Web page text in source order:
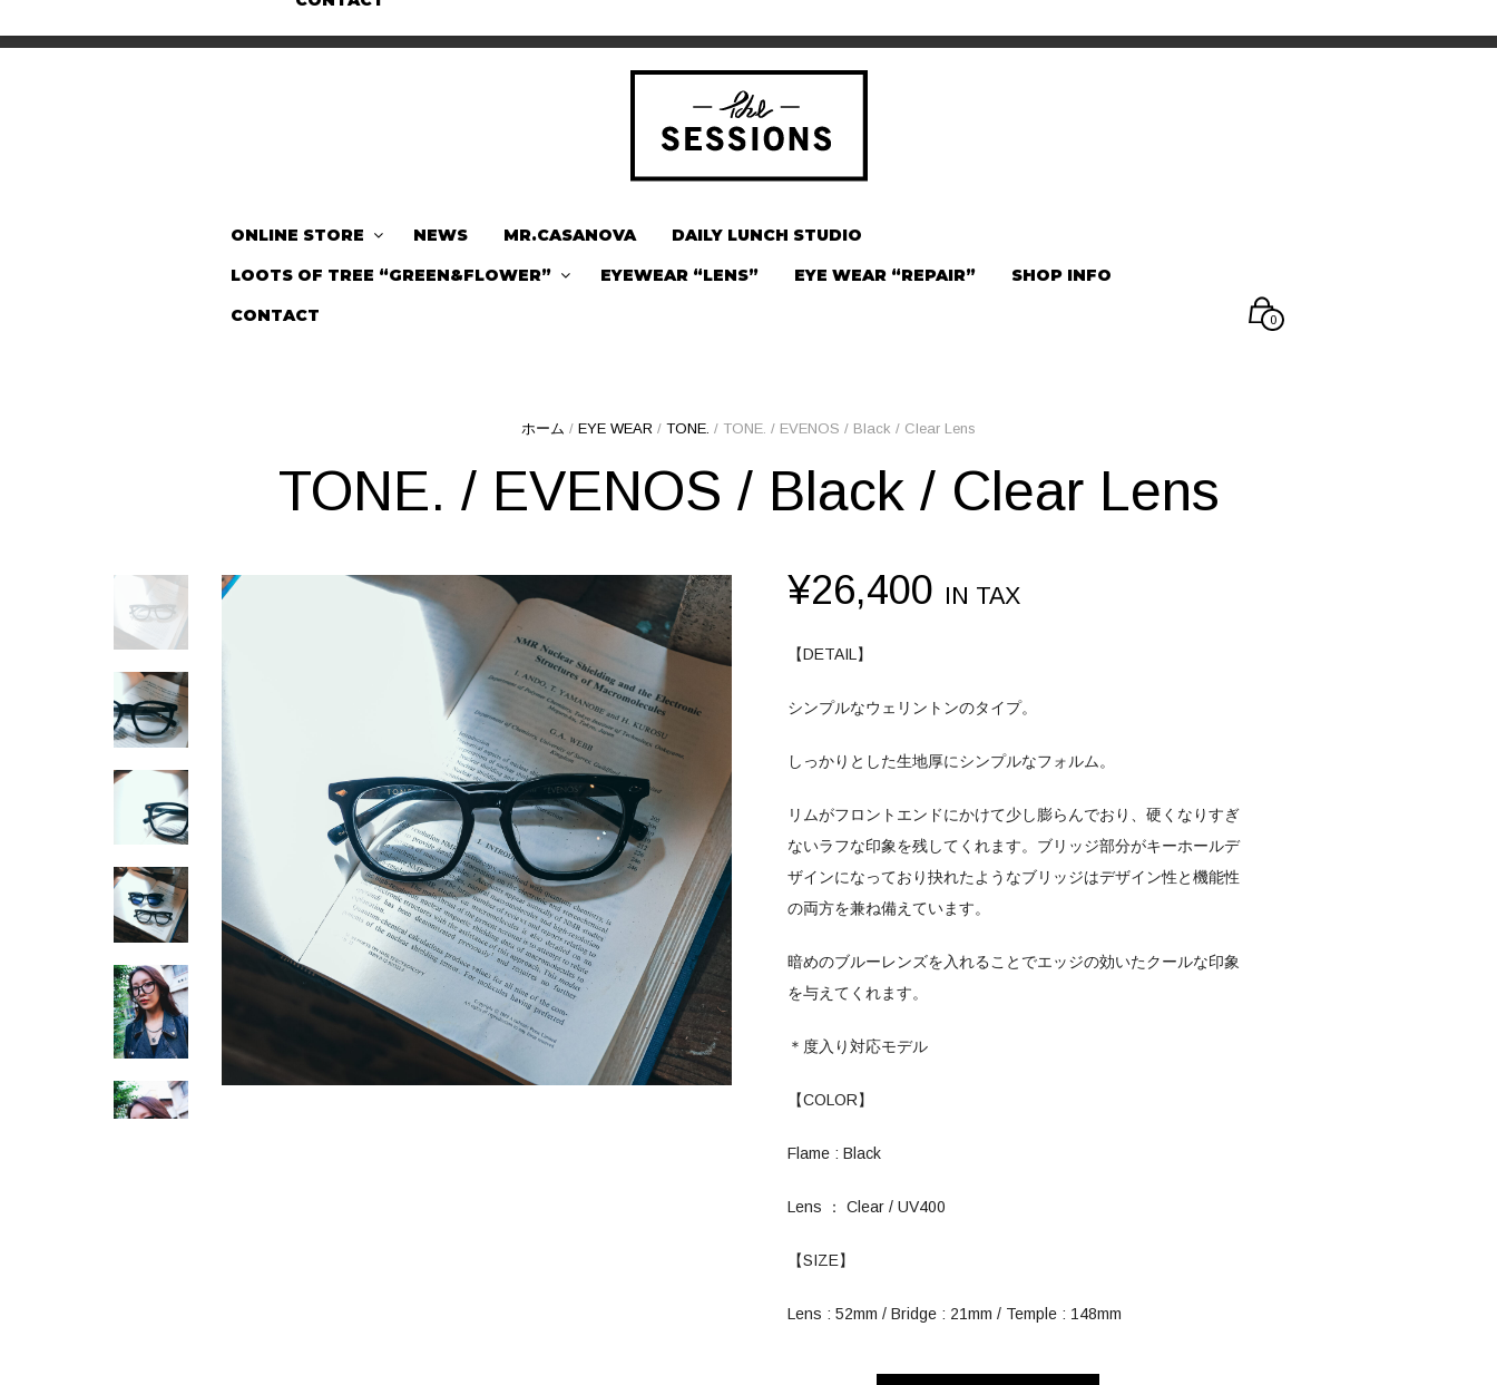
ONLINE STORE NEWS MR.CASANOVA
DAILY LUNCH STUDIO
LOOTS OF TREE “GREEN&FLOWER”
EYEWEAR “LENS” EYE WEAR “REPAIR”
SHOP INFO
CONTACT
0
ホーム / EYE WEAR / TONE. / TONE. / EVENOS / Black / Clear Lens
TONE. / EVENOS / Black / Clear Lens
¥26,400 IN TAX
【DETAIL】
シンプルなウェリントンのタイプ。
しっかりとした生地厚にシンプルなフォルム。
リムがフロントエンドにかけて少し膨らんでおり、硬くなりすぎ
ないラフな印象を残してくれます。ブリッジ部分がキーホールデ
ザインになっており抉れたようなブリッジはデザイン性と機能性
の両方を兼ね備えています。
暗めのブルーレンズを入れることでエッジの効いたクールな印象
を与えてくれます。
＊度入り対応モデル
【COLOR】
Flame : Black
Lens ： Clear / UV400
【SIZE】
Lens : 52mm / Bridge : 21mm / Temple : 148mm